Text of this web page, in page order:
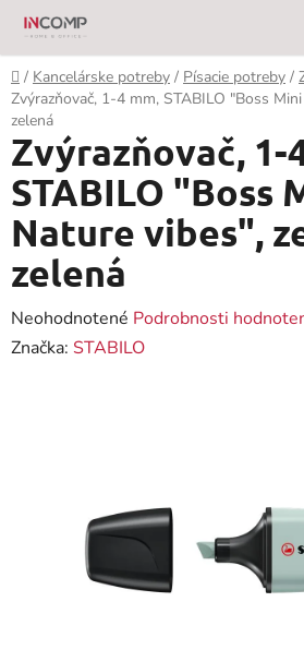
Prejsť
obsah
Domov
/ Kancelárske potreby / Písacie potreby /
Zvýrazňovač, 1-4 mm, STABILO "Boss
zelená
Zvýrazňovač, 1-
STABILO "Boss
Nature vibes",
zelená
Priemerné
hodnotenie
hviezdičiek.
Neohodnotené Podrobnosti
Značka: STABILO